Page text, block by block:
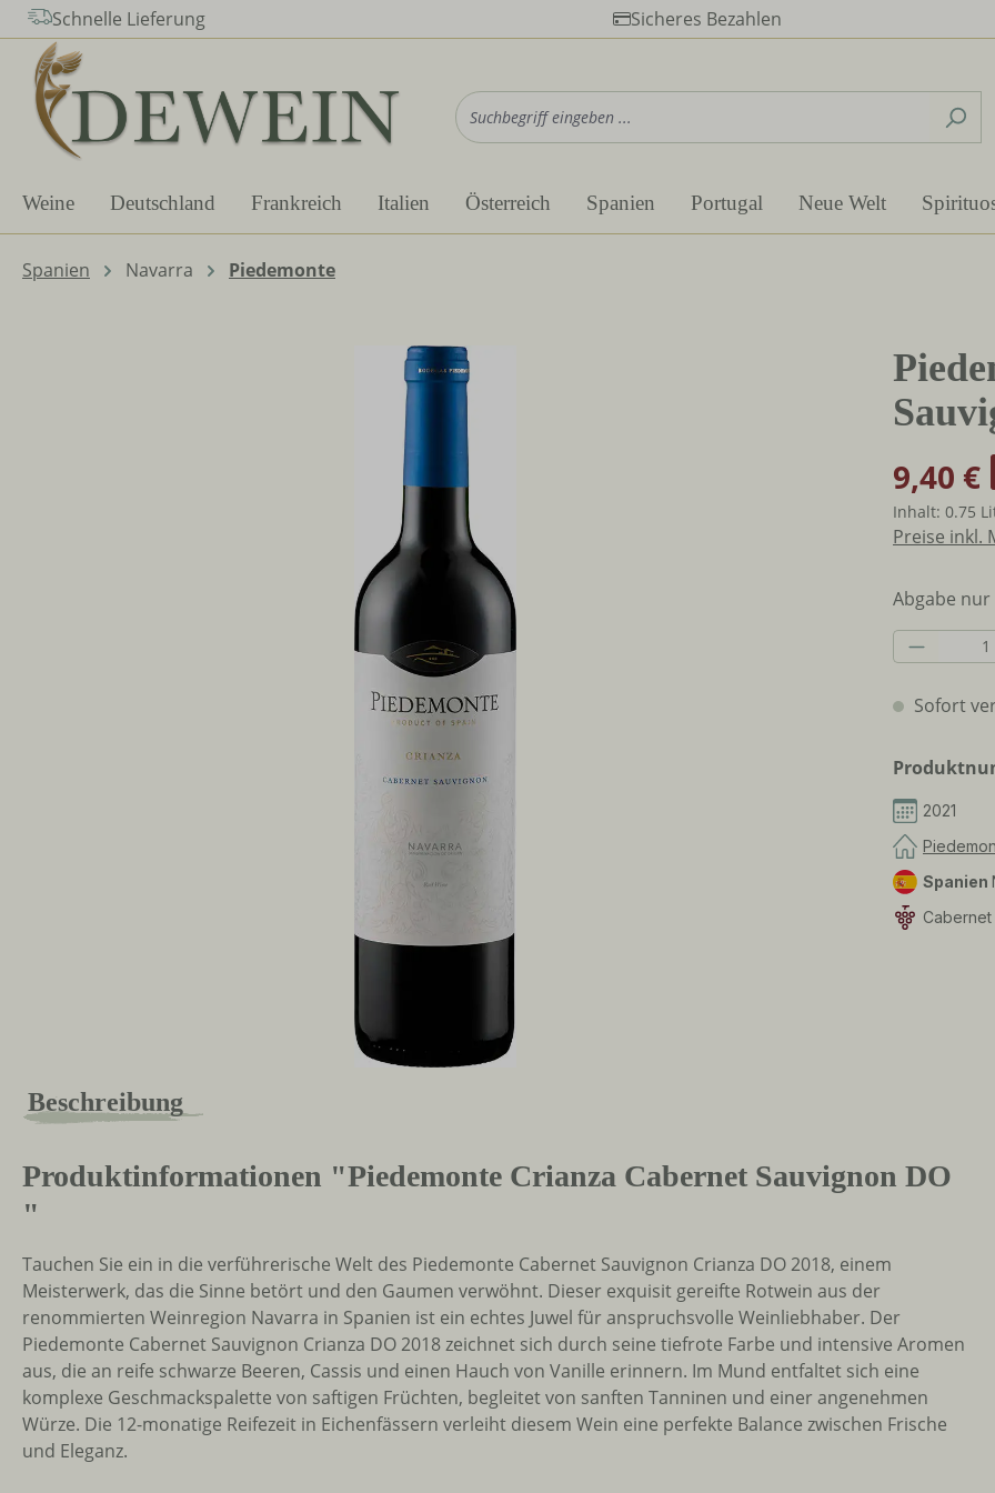
Hauptinhalt springen
Zur Suche springen
Zur Hauptnavigation springen
Schnelle Lieferung Sicheres Bezahlen
Weine Deutschland Frankreich Italien Österreich Spanien Portugal Neue Welt
Spanien Navarra Piedemonte
9,40 €
Inhalt: 0.75
Preise inkl.
Abgabe nur
Sofort
2021
Spanien
Beschreibung
Produktinformationen "Piedemonte Crianza Cabernet Sauvignon DO
"
Tauchen Sie ein in die verführerische Welt des Piedemonte Cabernet Sauvignon Crianza DO 2018, einem
Meisterwerk, das die Sinne betört und den Gaumen verwöhnt. Dieser exquisit gereifte Rotwein aus der
renommierten Weinregion Navarra in Spanien ist ein echtes Juwel für anspruchsvolle Weinliebhaber. Der
Piedemonte Cabernet Sauvignon Crianza DO 2018 zeichnet sich durch seine tiefrote Farbe und intensive Aromen
aus, die an reife schwarze Beeren, Cassis und einen Hauch von Vanille erinnern. Im Mund entfaltet sich eine
komplexe Geschmackspalette von saftigen Früchten, begleitet von sanften Tanninen und einer angenehmen
Würze. Die 12-monatige Reifezeit in Eichenfässern verleiht diesem Wein eine perfekte Balance zwischen Frische
und Eleganz.